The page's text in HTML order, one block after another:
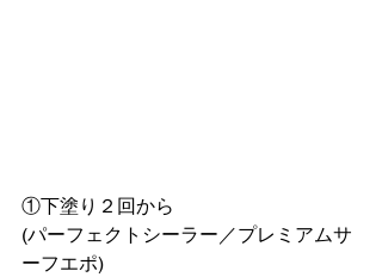
①下塗り２回から
(パーフェクトシーラー／プレミアムサ
ーフエポ)